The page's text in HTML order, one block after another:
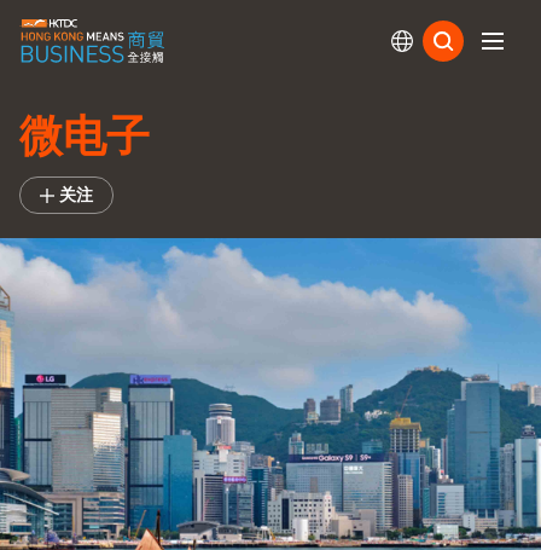
微电子
关注